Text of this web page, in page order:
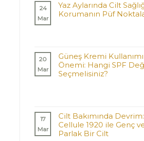
24
Mar
Yaz Aylarında Cilt
Korumanın Püf
20
Mar
Güneş Kremi
Önemi: Hangi SPF
Seçmelisiniz?
17
Mar
Cilt Bakımında Devrim:
Cellule 1920 ile Genç
Parlak Bir Cilt